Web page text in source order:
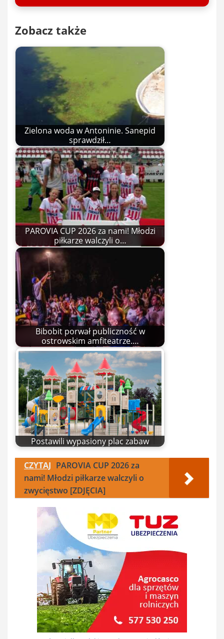
Zobacz także
Zielona woda w Antoninie. Sanepid
sprawdził…
PAROVIA CUP 2026 za nami! Młodzi
piłkarze walczyli o…
Bibobit porwał publiczność w
ostrowskim amfiteatrze.…
Postawili wypasiony plac zabaw
CZYTAJ PAROVIA CUP 2026 za
nami! Młodzi piłkarze walczyli o
zwycięstwo [ZDJĘCIA]